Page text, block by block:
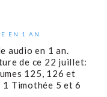
EN 1 AN
audio en 1 an.
de ce 22 juillet:
125, 126 et
1 Timothée 5 et 6